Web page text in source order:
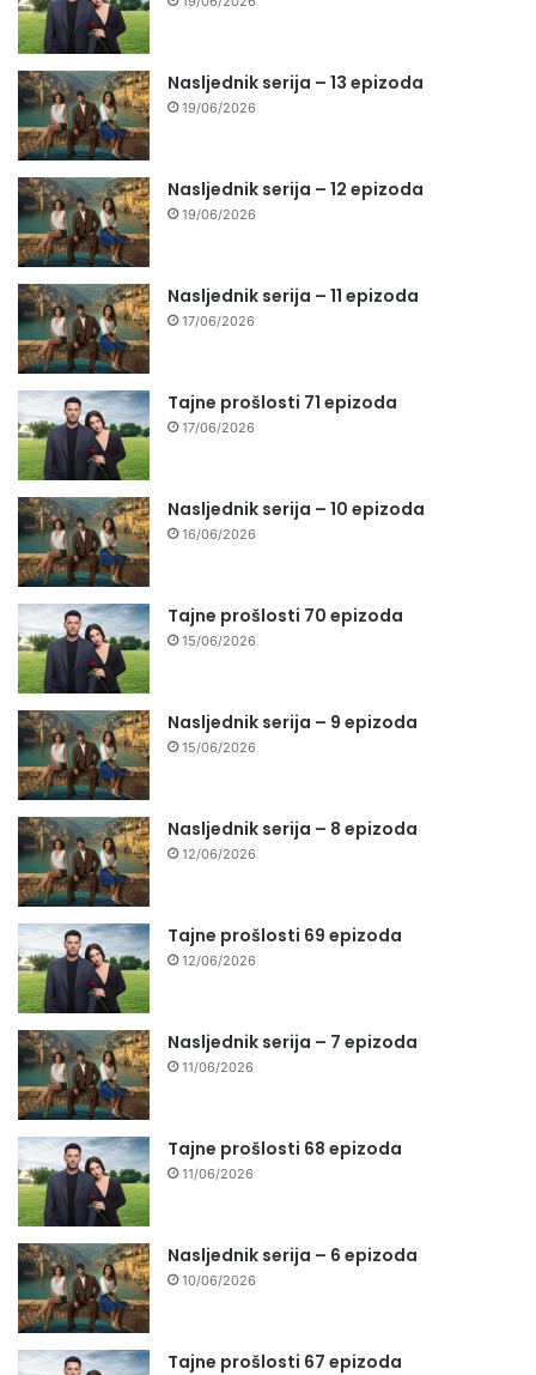
Nasljednik serija – 13 epizoda
19/06/2026
Nasljednik serija – 12 epizoda
19/06/2026
Nasljednik serija – 11 epizoda
17/06/2026
Tajne prošlosti 71 epizoda
17/06/2026
Nasljednik serija – 10 epizoda
16/06/2026
Tajne prošlosti 70 epizoda
15/06/2026
Nasljednik serija – 9 epizoda
15/06/2026
Nasljednik serija – 8 epizoda
12/06/2026
Tajne prošlosti 69 epizoda
12/06/2026
Nasljednik serija – 7 epizoda
11/06/2026
Tajne prošlosti 68 epizoda
11/06/2026
Nasljednik serija – 6 epizoda
10/06/2026
Tajne prošlosti 67 epizoda